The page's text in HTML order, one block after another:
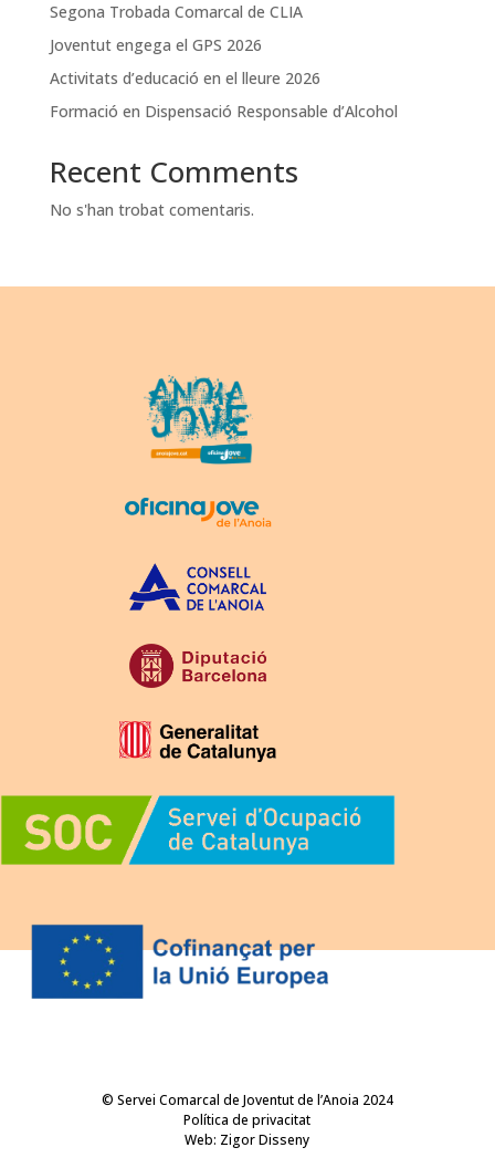
Segona Trobada Comarcal de CLIA
Joventut engega el GPS 2026
Activitats d’educació en el lleure 2026
Formació en Dispensació Responsable d’Alcohol
Recent Comments
No s'han trobat comentaris.
© Servei Comarcal de Joventut de l’Anoia 2024
Política de privacitat
Web: Zigor Disseny